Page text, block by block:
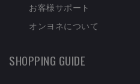
お客様サポート
オンヨネについて
SHOPPING GUIDE